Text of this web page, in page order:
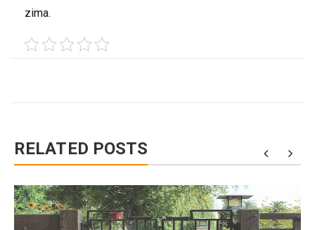
zima.
RELATED POSTS